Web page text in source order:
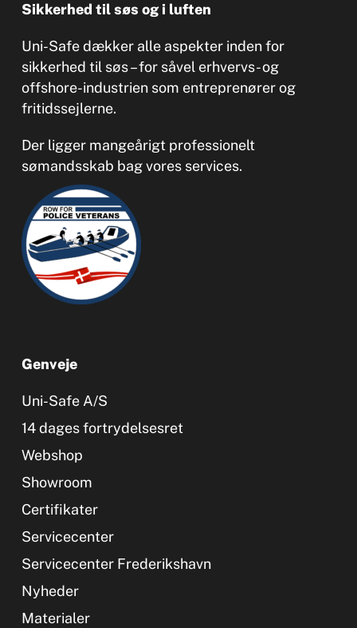
Sikkerhed til søs og i luften
Uni-Safe dækker alle aspekter inden for
sikkerhed til søs – for såvel erhvervs- og
offshore-industrien som entreprenører og
fritidssejlerne.
Der ligger mangeårigt professionelt
sømandsskab bag vores services.
Genveje
Uni-Safe A/S
14 dages fortrydelsesret
Webshop
Showroom
Certifikater
Servicecenter
Servicecenter Frederikshavn
Nyheder
Materialer